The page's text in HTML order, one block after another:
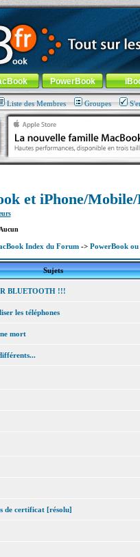
nomade !
général-Aller au menu de
PowerBook
Liste des Membres Groupes
et iPhone/
Index du Forum-> PowerBook
Sujets
BLUETOOTH !!!
les téléphones
mort
de certificat [résolu]